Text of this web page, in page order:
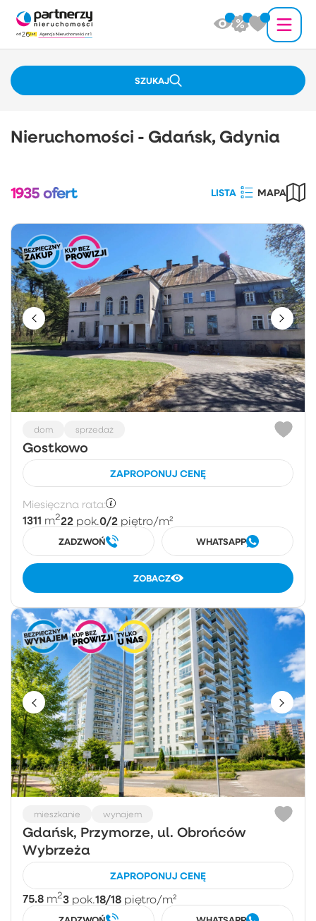
SZUKAJ
Nieruchomości - Gdańsk, Gdynia
1935ofert LISTA MAPA
dom sprzedaż
Gostkowo
ZAPROPONUJ CENĘ
Miesięczna rata:
1311 m222 pok.0/2 piętro/m²
ZADZWOŃ WHATSAPP
ZOBACZ
mieszkanie wynajem
Gdańsk, Przymorze, ul. Obrońców
Wybrzeża
ZAPROPONUJ CENĘ
75.8 m23 pok.18/18 piętro/m²